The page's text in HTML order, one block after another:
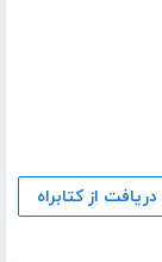
دریافت از کتابراه